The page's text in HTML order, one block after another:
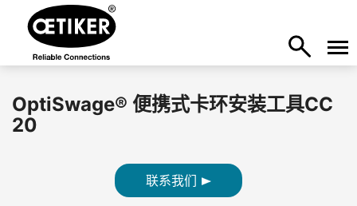
OptiSwage® 便携式卡环安装工具CC
20
联系我们